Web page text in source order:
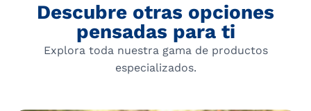
Descubre otras opciones
pensadas para ti
Explora toda nuestra gama de productos
especializados.